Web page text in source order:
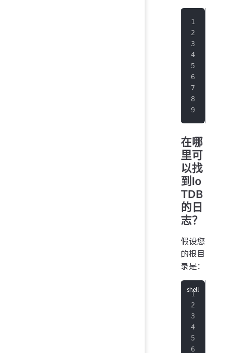
在哪
里可
以找
到Io
TDB
的日
志？
假设您
的根目
录是：